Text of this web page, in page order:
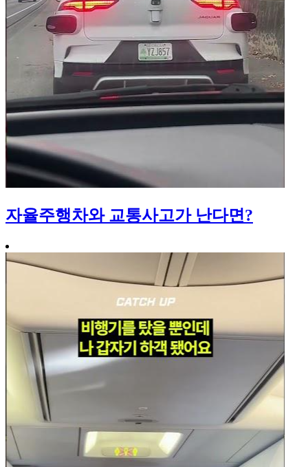
자율주행차와 교통사고가 난다면?